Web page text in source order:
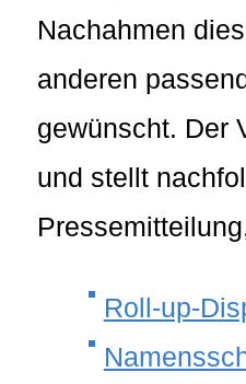
Nachahmen
anderen
gewünscht. Der
und stellt
Roll-up-